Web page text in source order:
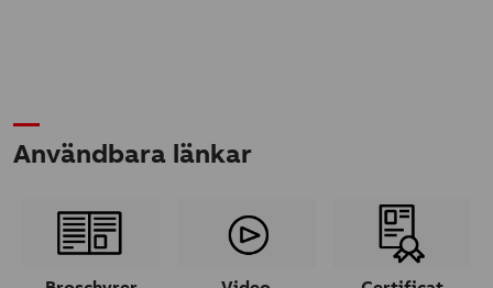
Användbara länkar